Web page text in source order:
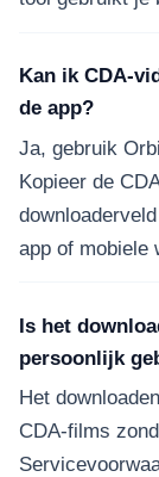
Kan ik CDA-
de app?
Ja, gebruik
Kopieer de
app of mobiele
Is het
persoonlijk
Het
CDA-films